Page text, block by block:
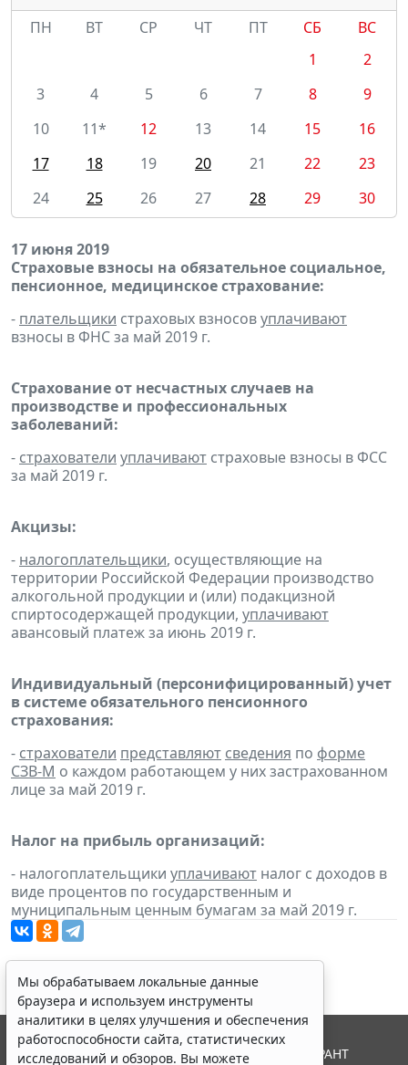
ПН
ВТ СР ЧТ ПТ СБ
ВС
1
2
3
4 5 6 7 8
9
10
11* 12 13 14 15
16
17
18 19 20 21 22
23
24
25 26 27 28 29 30
17 июня 2019
Страховые взносы на обязательное социальное,
пенсионное, медицинское страхование:
- плательщики страховых взносовуплачивают
взносы в ФНС за май 2019 г.
Страхование от несчастных случаев на
производстве и профессиональных
заболеваний:
- страхователи уплачивают страховые взносы в ФСС
за май 2019 г.
Акцизы:
- налогоплательщики, осуществляющие на
территории Российской Федерации производство
алкогольной продукции и (или) подакцизной
спиртосодержащей продукции, уплачивают
авансовый платеж за июнь 2019 г.
Индивидуальный (персонифицированный) учет
в системе обязательного пенсионного
страхования:
- страхователи представляют сведения по форме
СЗВ-М о каждом работающем у них застрахованном
лице за май 2019 г.
Налог на прибыль организаций:
- налогоплательщики уплачивают налог с доходов в
виде процентов по государственным и
муниципальным ценным бумагам за май 2019 г.
Мы обрабатываем локальные данные
браузера и используем инструменты
аналитики в целях улучшения и обеспечения
работоспособности сайта, статистических
исследований и обзоров. Вы можете
© ООО "НПП "ГАРАНТ-СЕРВИС", 2026. Система ГАРАНТ